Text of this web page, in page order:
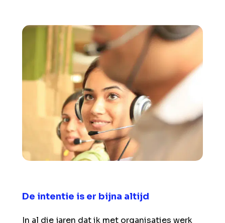
De intentie is er bijna altijd
In al die jaren dat ik met organisaties werk